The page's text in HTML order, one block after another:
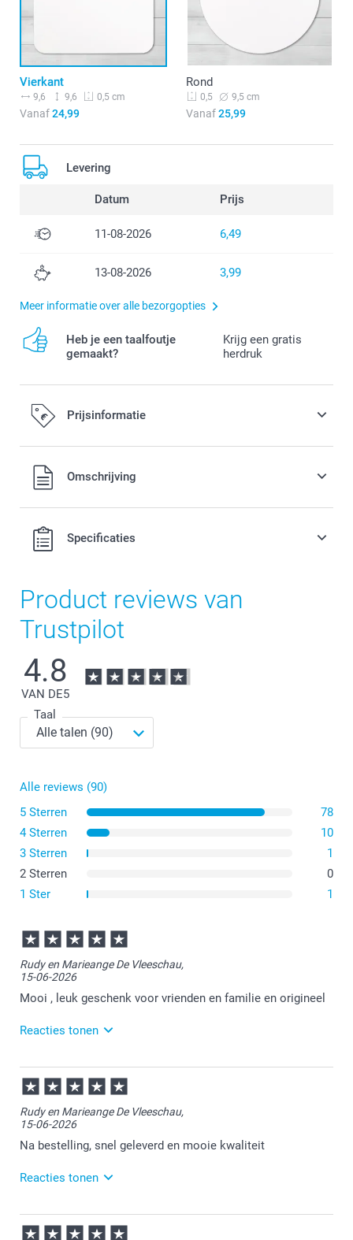
Vierkant
9,6 9,6 0,5 cm
Vanaf24,99
Rond
0,5 9,5 cm
Vanaf25,99
Levering
Datum Prijs
11-08-2026 6,49
13-08-2026 3,99
Meer informatie over alle bezorgopties
Heb je een taalfoutje
gemaakt?
Krijg een gratis
herdruk
Prijsinformatie
Alle prijzen zijn in EURO (€) inclusief BTW en exclusief
verzendkosten.Omschrijving
Specificaties
Product reviews van
Trustpilot
4.8
VAN DE5
Taal
Alle reviews (90)
5 Sterren
78
4 Sterren
10
3 Sterren
1
2 Sterren
0
1 Ster
1
Rudy en Marieange De Vleeschau,
15-06-2026
Mooi , leuk geschenk voor vrienden en familie en origineel
Reacties tonen
16-06-2026
13:58
Bedankt voor je review. Fijn om te horen dat de
onderzetters naar wens zijn ontvangen. Dit is zeker
een leuk gepersonaliseerd product om cadeau te
geven!
Rudy en Marieange De Vleeschau,
15-06-2026
Na bestelling, snel geleverd en mooie kwaliteit
Reacties tonen
15-06-2026
11:56